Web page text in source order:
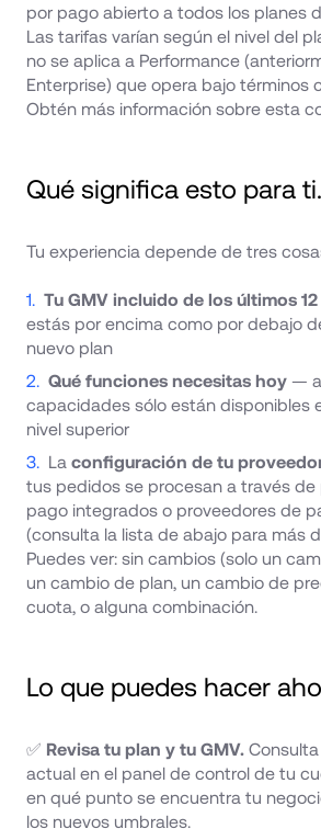
por pago abierto a todos los planes
Las tarifas varían según el nivel del
no se aplica a Performance
Enterprise) que opera bajo términos
Obtén más información sobre esta
Qué significa esto para ti.
Tu experiencia depende de tres
Tu GMV incluido de los últimos 12
estás por encima como por debajo
nuevo plan
Qué funciones necesitas hoy —
capacidades sólo están disponibles
nivel superior
La configuración de tu
tus pedidos se procesan a través
pago integrados o proveedores de
Puedes ver: sin cambios (solo un
un cambio de plan, un cambio de
cuota, o alguna combinación.
Lo que puedes hacer
✅ Revisa tu plan y tu GMV.
actual en el panel de control de tu
en qué punto se encuentra tu
los nuevos umbrales.